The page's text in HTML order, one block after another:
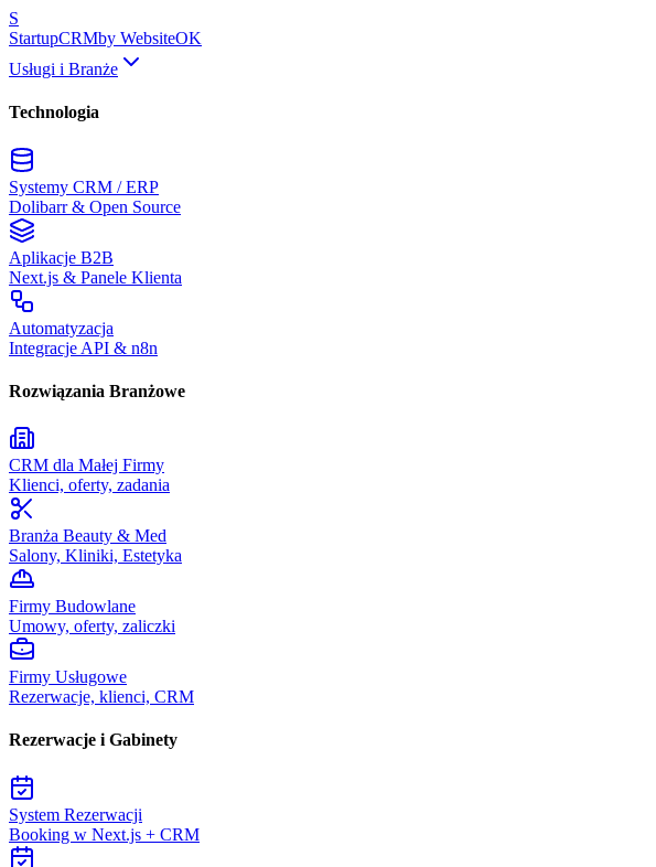
S
StartupCRMby WebsiteOK
Usługi i Branże
Technologia
Systemy CRM / ERP
Dolibarr & Open Source
Aplikacje B2B
Next.js & Panele Klienta
Automatyzacja
Integracje API & n8n
Rozwiązania Branżowe
CRM dla Małej Firmy
Klienci, oferty, zadania
Branża Beauty & Med
Salony, Kliniki, Estetyka
Firmy Budowlane
Umowy, oferty, zaliczki
Firmy Usługowe
Rezerwacje, klienci, CRM
Rezerwacje i Gabinety
System Rezerwacji
Booking w Next.js + CRM